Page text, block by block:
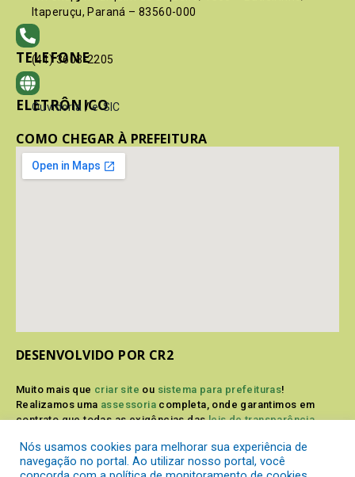
Itaperuçu, Paraná – 83560-000
TELEFONE
(41) 3603-2205
ELETRÔNICO
Ouvidoria / e-SIC
COMO CHEGAR À PREFEITURA
DESENVOLVIDO POR CR2
Muito mais que criar site ou sistema para prefeituras!
Realizamos uma assessoria completa, onde garantimos em
contrato que todas as exigências dasleis de transparência
Conheça oPNTPe oRadar da Transparência Pública
Nós usamos cookies para melhorar sua experiência de
navegação no portal. Ao utilizar nosso portal, você